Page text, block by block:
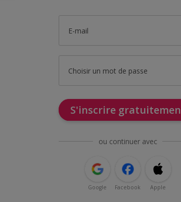
E-mail
Choisir un mot de passe
S'inscrire
ou continuer avec
Google Facebook Apple